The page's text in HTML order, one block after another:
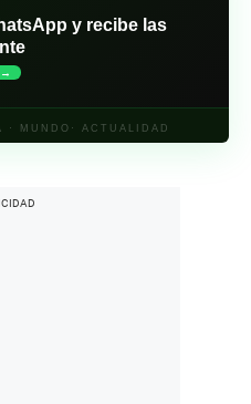
y recibe las
· MUNDO· ACTUALIDAD